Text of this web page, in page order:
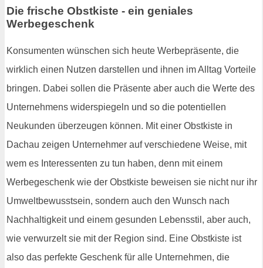
Die frische Obstkiste - ein geniales
Werbegeschenk
Konsumenten wünschen sich heute Werbepräsente, die
wirklich einen Nutzen darstellen und ihnen im Alltag Vorteile
bringen. Dabei sollen die Präsente aber auch die Werte des
Unternehmens widerspiegeln und so die potentiellen
Neukunden überzeugen können. Mit einer Obstkiste in
Dachau zeigen Unternehmer auf verschiedene Weise, mit
wem es Interessenten zu tun haben, denn mit einem
Werbegeschenk wie der Obstkiste beweisen sie nicht nur ihr
Umweltbewusstsein, sondern auch den Wunsch nach
Nachhaltigkeit und einem gesunden Lebensstil, aber auch,
wie verwurzelt sie mit der Region sind. Eine Obstkiste ist
also das perfekte Geschenk für alle Unternehmen, die